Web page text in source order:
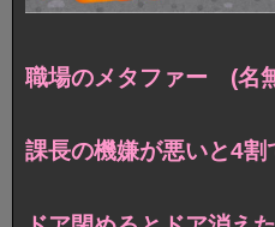
職場のメタファー (名
課長の機嫌が悪いと4